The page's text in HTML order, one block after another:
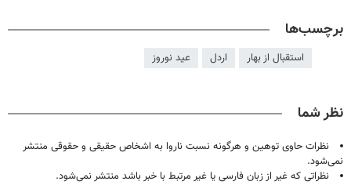
برچسب‌ها
استقبال از بهار اردل عید نوروز
نظر شما
نظرات حاوی توهین و هرگونه نسبت ناروا به اشخاص حقیقی و حقوقی منتشر
نمی‌شود.
نظراتی که غیر از زبان فارسی یا غیر مرتبط با خبر باشد منتشر نمی‌شود.